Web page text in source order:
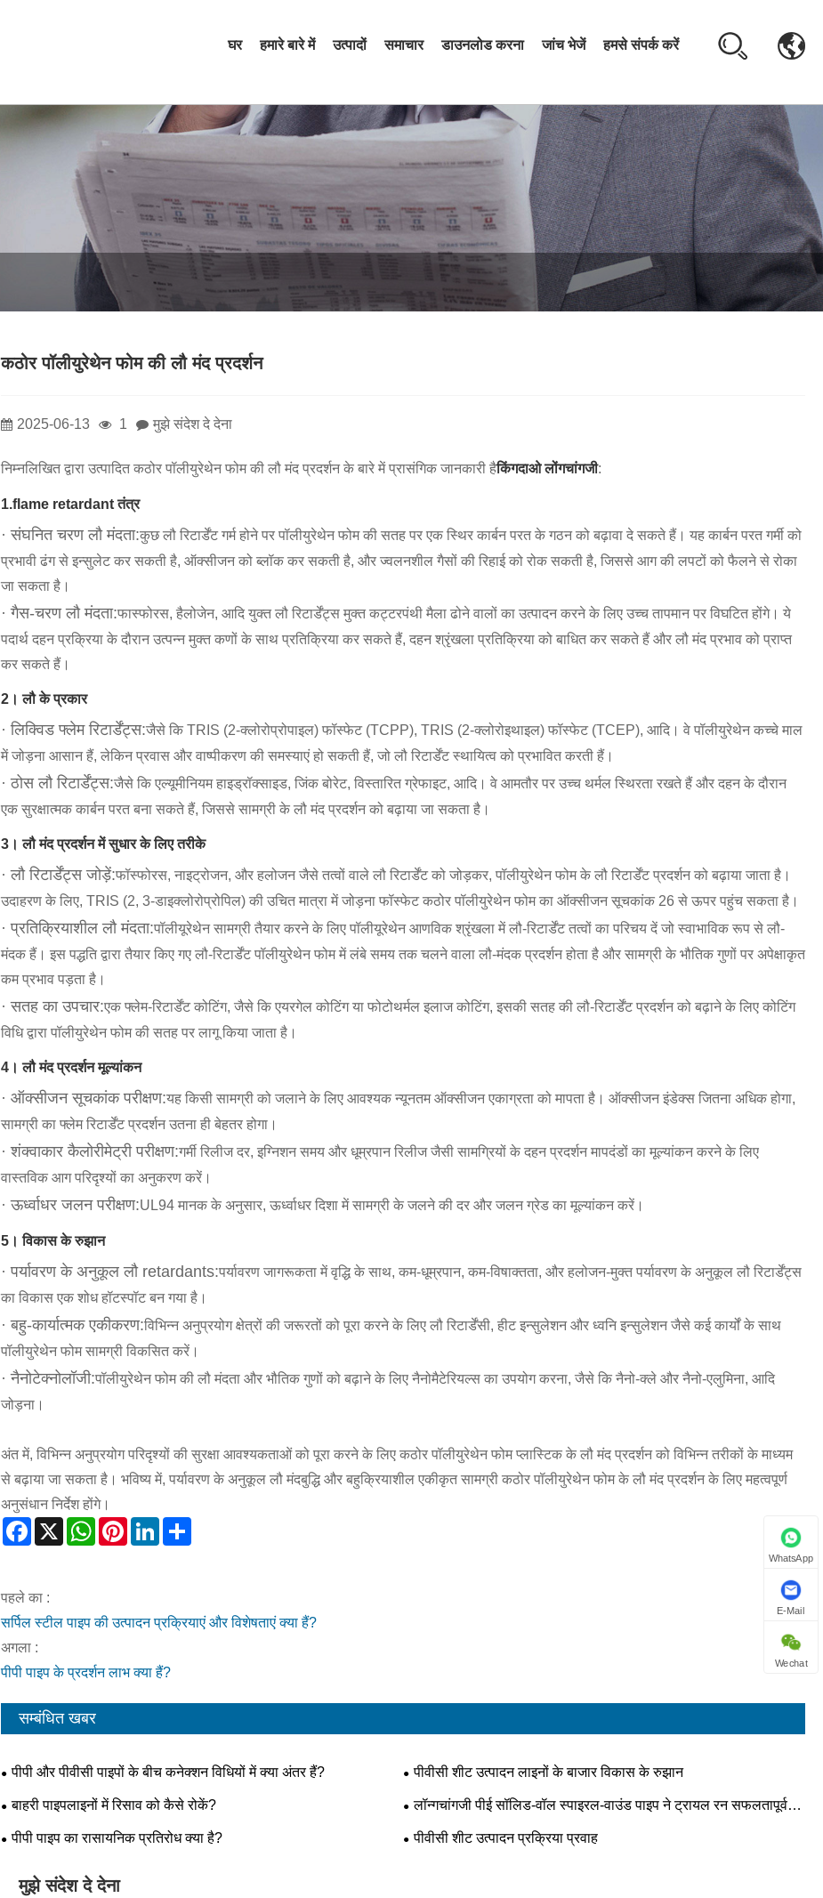
घर हमारे बारे में उत्पादों समाचार डाउनलोड करना जांच भेजें हमसे संपर्क करें
कठोर पॉलीयुरेथेन फोम की लौ मंद प्रदर्शन
2025-06-13 1 मुझे संदेश दे देना
निम्नलिखित द्वारा उत्पादित कठोर पॉलीयुरेथेन फोम की लौ मंद प्रदर्शन के बारे में प्रासंगिक जानकारी हैकिंगदाओ लोंगचांगजी:
1.flame retardant तंत्र
· संघनित चरण लौ मंदता:कुछ लौ रिटार्डेंट गर्म होने पर पॉलीयुरेथेन फोम की सतह पर एक स्थिर कार्बन परत के गठन को बढ़ावा दे सकते हैं। यह कार्बन परत गर्मी को
प्रभावी ढंग से इन्सुलेट कर सकती है, ऑक्सीजन को ब्लॉक कर सकती है, और ज्वलनशील गैसों की रिहाई को रोक सकती है, जिससे आग की लपटों को फैलने से रोका
जा सकता है।
· गैस-चरण लौ मंदता:फास्फोरस, हैलोजेन, आदि युक्त लौ रिटार्डेंट्स मुक्त कट्टरपंथी मैला ढोने वालों का उत्पादन करने के लिए उच्च तापमान पर विघटित होंगे। ये
पदार्थ दहन प्रक्रिया के दौरान उत्पन्न मुक्त कणों के साथ प्रतिक्रिया कर सकते हैं, दहन श्रृंखला प्रतिक्रिया को बाधित कर सकते हैं और लौ मंद प्रभाव को प्राप्त
कर सकते हैं।
2। लौ के प्रकार
· लिक्विड फ्लेम रिटार्डेंट्स:जैसे कि TRIS (2-क्लोरोप्रोपाइल) फॉस्फेट (TCPP), TRIS (2-क्लोरोइथाइल) फॉस्फेट (TCEP), आदि। वे पॉलीयुरेथेन कच्चे माल
में जोड़ना आसान हैं, लेकिन प्रवास और वाष्पीकरण की समस्याएं हो सकती हैं, जो लौ रिटार्डेंट स्थायित्व को प्रभावित करती हैं।
· ठोस लौ रिटार्डेंट्स:जैसे कि एल्यूमीनियम हाइड्रॉक्साइड, जिंक बोरेट, विस्तारित ग्रेफाइट, आदि। वे आमतौर पर उच्च थर्मल स्थिरता रखते हैं और दहन के दौरान
एक सुरक्षात्मक कार्बन परत बना सकते हैं, जिससे सामग्री के लौ मंद प्रदर्शन को बढ़ाया जा सकता है।
3। लौ मंद प्रदर्शन में सुधार के लिए तरीके
· लौ रिटार्डेंट्स जोड़ें:फॉस्फोरस, नाइट्रोजन, और हलोजन जैसे तत्वों वाले लौ रिटार्डेंट को जोड़कर, पॉलीयुरेथेन फोम के लौ रिटार्डेंट प्रदर्शन को बढ़ाया जाता है।
उदाहरण के लिए, TRIS (2, 3-डाइक्लोरोप्रोपिल) की उचित मात्रा में जोड़ना फॉस्फेट कठोर पॉलीयुरेथेन फोम का ऑक्सीजन सूचकांक 26 से ऊपर पहुंच सकता है।
· प्रतिक्रियाशील लौ मंदता:पॉलीयूरेथेन सामग्री तैयार करने के लिए पॉलीयूरेथेन आणविक श्रृंखला में लौ-रिटार्डेंट तत्वों का परिचय दें जो स्वाभाविक रूप से लौ-
मंदक हैं। इस पद्धति द्वारा तैयार किए गए लौ-रिटार्डेंट पॉलीयुरेथेन फोम में लंबे समय तक चलने वाला लौ-मंदक प्रदर्शन होता है और सामग्री के भौतिक गुणों पर अपेक्षाकृत
कम प्रभाव पड़ता है।
· सतह का उपचार:एक फ्लेम-रिटार्डेंट कोटिंग, जैसे कि एयरगेल कोटिंग या फोटोथर्मल इलाज कोटिंग, इसकी सतह की लौ-रिटार्डेंट प्रदर्शन को बढ़ाने के लिए कोटिंग
विधि द्वारा पॉलीयुरेथेन फोम की सतह पर लागू किया जाता है।
4। लौ मंद प्रदर्शन मूल्यांकन
· ऑक्सीजन सूचकांक परीक्षण:यह किसी सामग्री को जलाने के लिए आवश्यक न्यूनतम ऑक्सीजन एकाग्रता को मापता है। ऑक्सीजन इंडेक्स जितना अधिक होगा,
सामग्री का फ्लेम रिटार्डेंट प्रदर्शन उतना ही बेहतर होगा।
· शंक्वाकार कैलोरीमेट्री परीक्षण:गर्मी रिलीज दर, इग्निशन समय और धूम्रपान रिलीज जैसी सामग्रियों के दहन प्रदर्शन मापदंडों का मूल्यांकन करने के लिए
वास्तविक आग परिदृश्यों का अनुकरण करें।
· ऊर्ध्वाधर जलन परीक्षण:UL94 मानक के अनुसार, ऊर्ध्वाधर दिशा में सामग्री के जलने की दर और जलन ग्रेड का मूल्यांकन करें।
5। विकास के रुझान
· पर्यावरण के अनुकूल लौ retardants:पर्यावरण जागरूकता में वृद्धि के साथ, कम-धूम्रपान, कम-विषाक्तता, और हलोजन-मुक्त पर्यावरण के अनुकूल लौ रिटार्डेंट्स
का विकास एक शोध हॉटस्पॉट बन गया है।
· बहु-कार्यात्मक एकीकरण:विभिन्न अनुप्रयोग क्षेत्रों की जरूरतों को पूरा करने के लिए लौ रिटार्डेंसी, हीट इन्सुलेशन और ध्वनि इन्सुलेशन जैसे कई कार्यों के साथ
पॉलीयुरेथेन फोम सामग्री विकसित करें।
· नैनोटेक्नोलॉजी:पॉलीयुरेथेन फोम की लौ मंदता और भौतिक गुणों को बढ़ाने के लिए नैनोमैटेरियल्स का उपयोग करना, जैसे कि नैनो-क्ले और नैनो-एलुमिना, आदि
जोड़ना।
अंत में, विभिन्न अनुप्रयोग परिदृश्यों की सुरक्षा आवश्यकताओं को पूरा करने के लिए कठोर पॉलीयुरेथेन फोम प्लास्टिक के लौ मंद प्रदर्शन को विभिन्न तरीकों के माध्यम
से बढ़ाया जा सकता है। भविष्य में, पर्यावरण के अनुकूल लौ मंदबुद्धि और बहुक्रियाशील एकीकृत सामग्री कठोर पॉलीयुरेथेन फोम के लौ मंद प्रदर्शन के लिए महत्वपूर्ण
अनुसंधान निर्देश होंगे।
Facebook
X WhatsAppPinterestLinkedIn
पहले का :
सर्पिल स्टील पाइप की उत्पादन प्रक्रियाएं और विशेषताएं क्या हैं?
अगला :
पीपी पाइप के प्रदर्शन लाभ क्या हैं?
सम्बंधित खबर
पीपी और पीवीसी पाइपों के बीच कनेक्शन विधियों में क्या अंतर हैं? पीवीसी शीट उत्पादन लाइनों के बाजार विकास के रुझान
बाहरी पाइपलाइनों में रिसाव को कैसे रोकें?
लॉन्गचांगजी पीई सॉलिड-वॉल स्पाइरल-वाउंड पाइप ने ट्रायल रन सफलतापूर्वक
पूरा किया!!!
पीपी पाइप का रासायनिक प्रतिरोध क्या है? पीवीसी शीट उत्पादन प्रक्रिया प्रवाह
मुझे संदेश दे देना
WhatsApp
E-Mail
Wechat